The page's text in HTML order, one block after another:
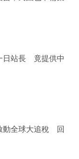
日站長 竟提供中
動全球大追稅 回